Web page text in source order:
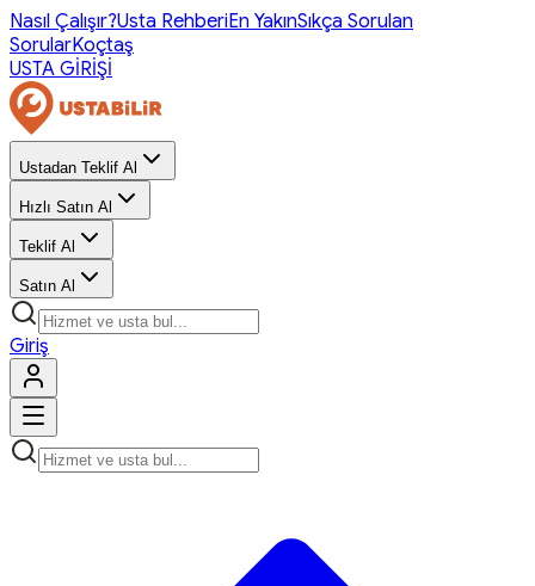
Nasıl Çalışır?Usta RehberiEn YakınSıkça Sorulan
SorularKoçtaş
USTA GİRİŞİ
Ustadan Teklif Al
Hızlı Satın Al
Teklif Al
Satın Al
Giriş